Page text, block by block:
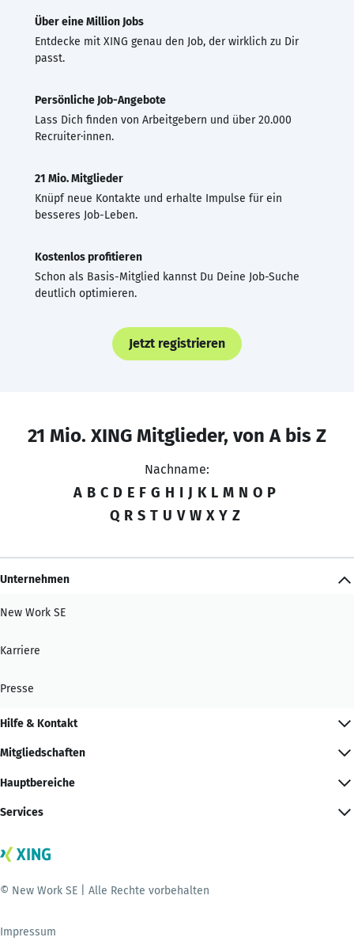
Über eine Million Jobs
Entdecke mit XING genau den Job, der wirklich zu Dir
passt.
Persönliche Job-Angebote
Lass Dich finden von Arbeitgebern und über 20.000
Recruiter·innen.
21 Mio. Mitglieder
Knüpf neue Kontakte und erhalte Impulse für ein
besseres Job-Leben.
Kostenlos profitieren
Schon als Basis-Mitglied kannst Du Deine Job-Suche
deutlich optimieren.
Jetzt registrieren
21 Mio. XING Mitglieder, von A bis Z
Nachname:
A B C D E F G H I J K L M N O P
Q R S T U V W X Y Z
Unternehmen
New Work SE
Karriere
Presse
Hilfe & Kontakt
Mitgliedschaften
Hauptbereiche
Services
© New Work SE | Alle Rechte vorbehalten
Impressum